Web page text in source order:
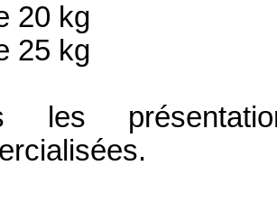
20 kg
25 kg
les